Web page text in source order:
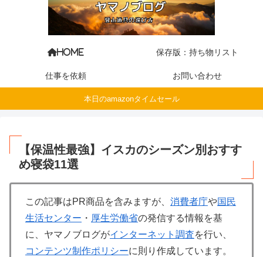
HOME 保存版：持ち物リスト
仕事を依頼 お問い合わせ
本日のamazonタイムセール
【保温性最強】イスカのシーズン別おすす
め寝袋11選
この記事はPR商品を含みますが、 消費者庁や国民
生活センター ・ 厚生労働省の発信する情報を基
に、ヤマノブログがインターネット調査を行い、
コンテンツ制作ポリシーに則り作成しています。